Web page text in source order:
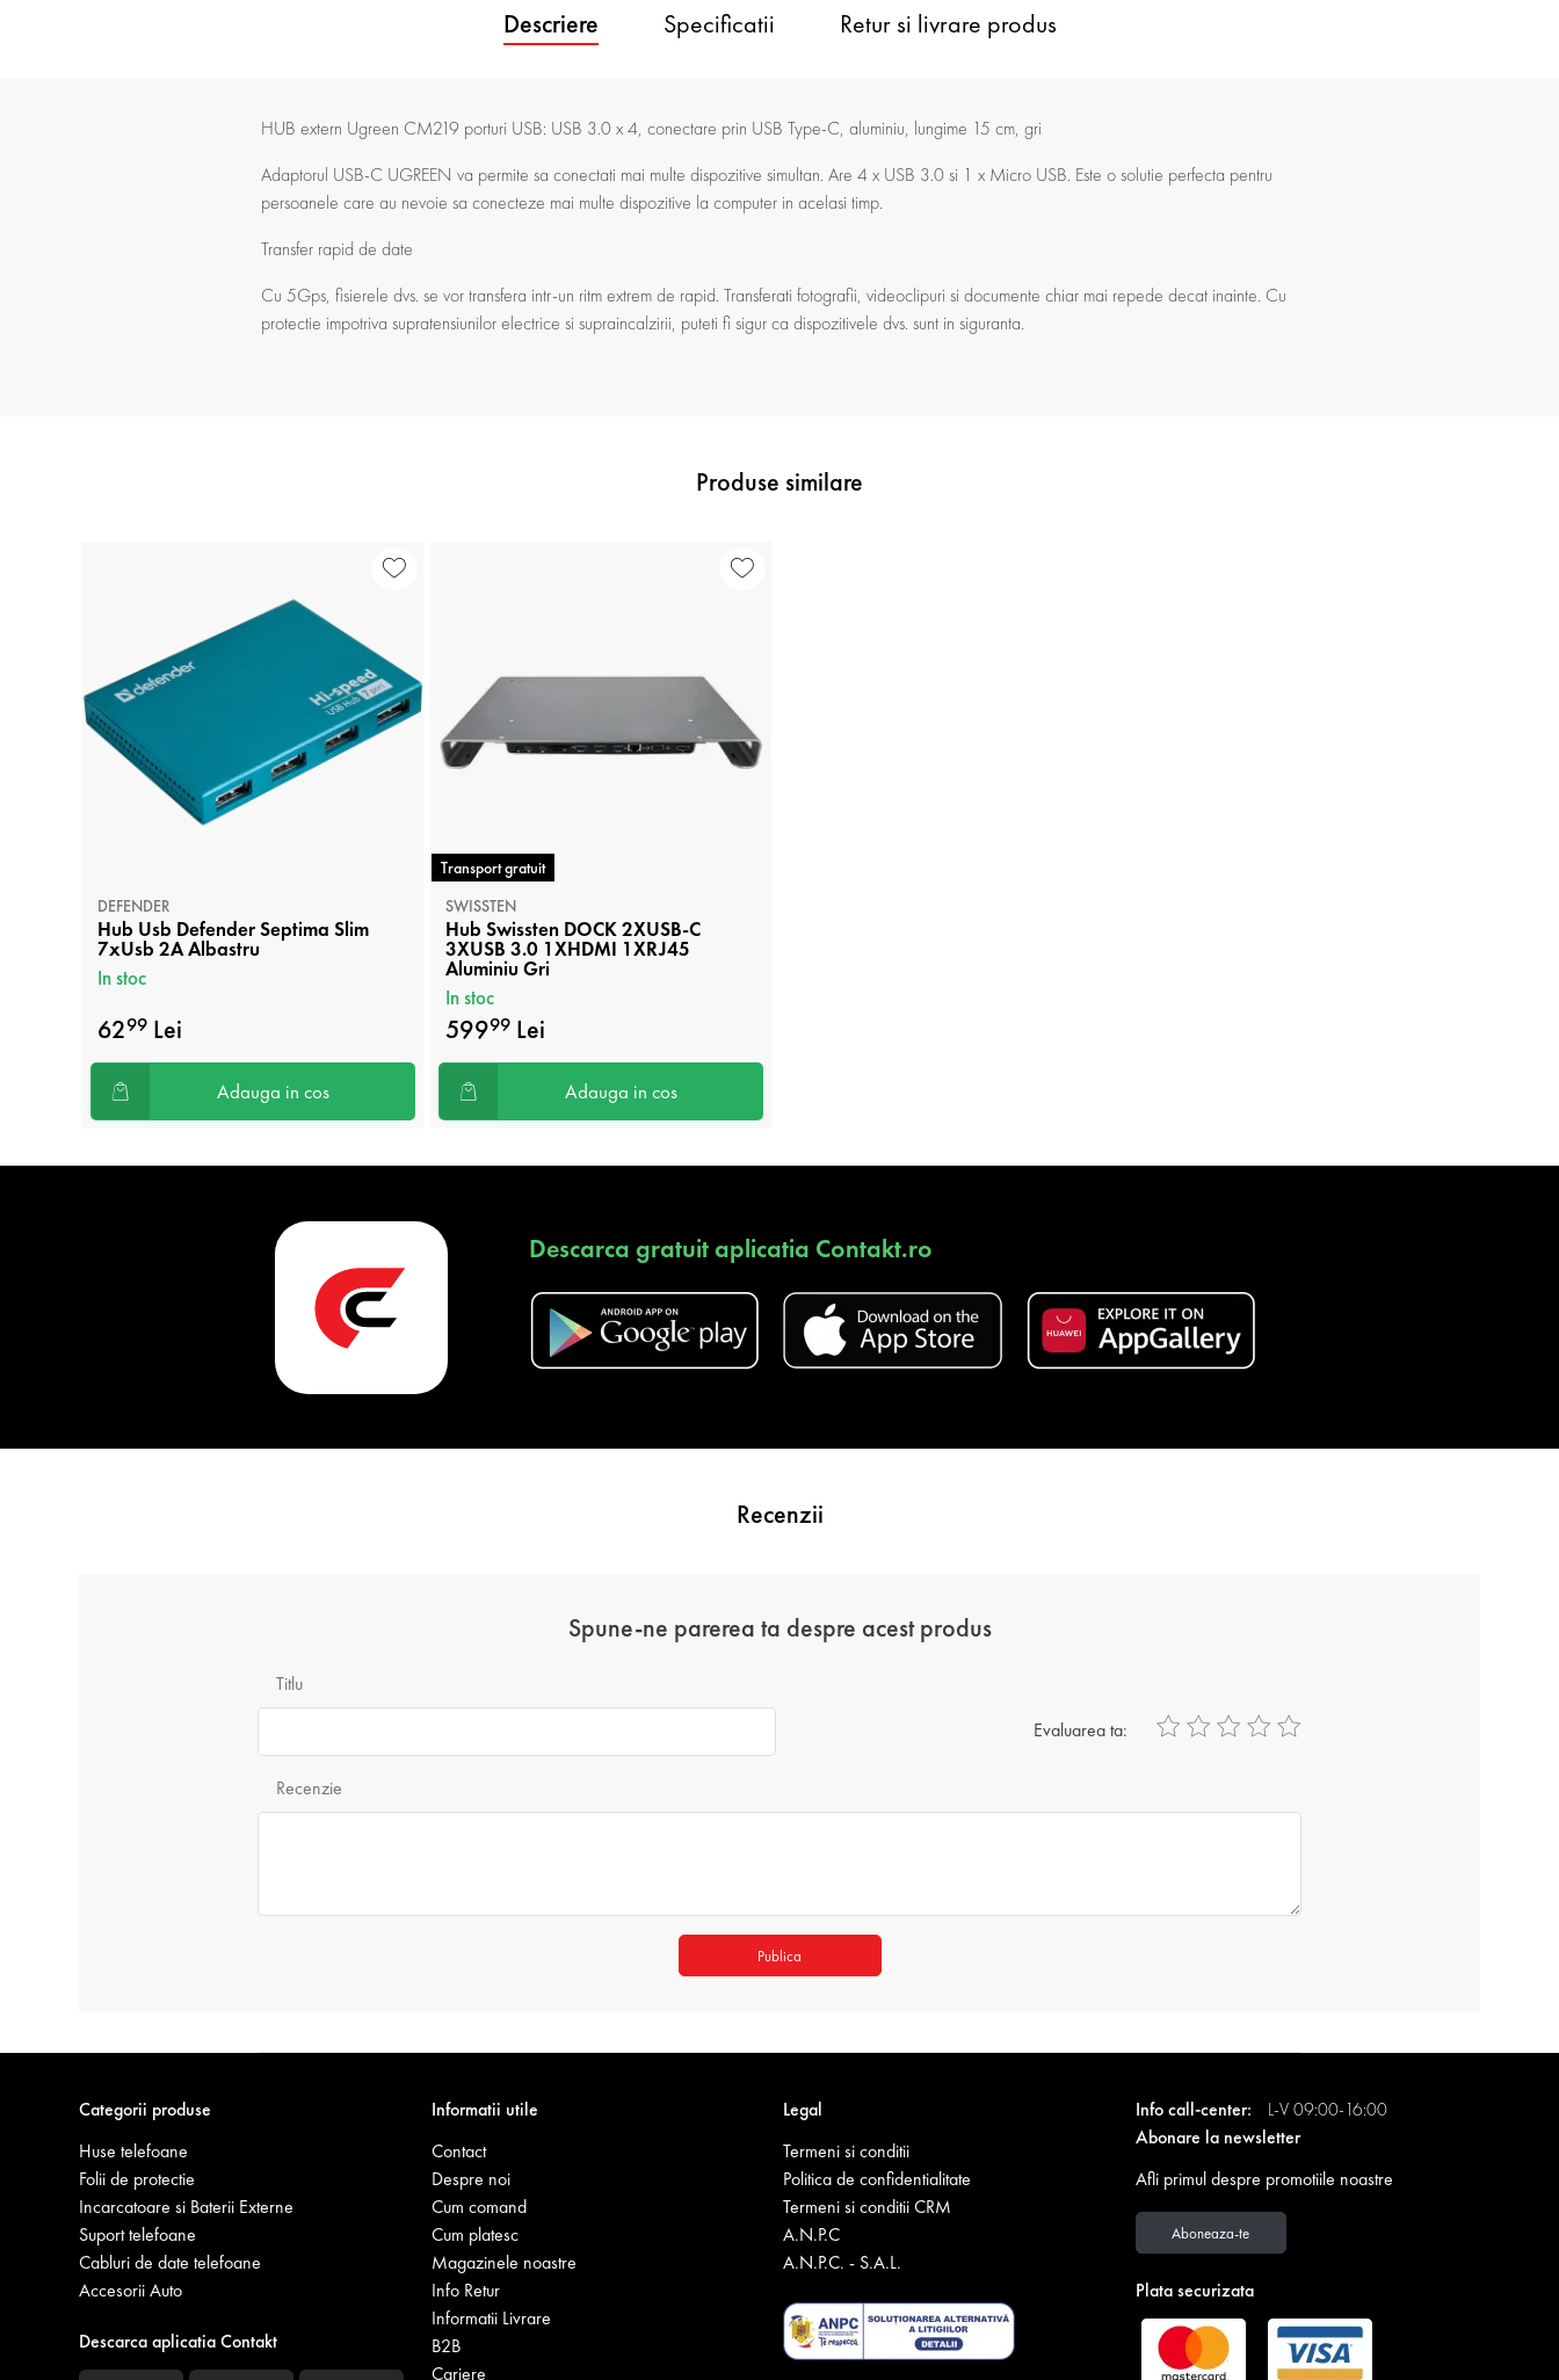
Descriere Specificatii Retur si livrare produs
HUB extern Ugreen CM219 porturi USB: USB 3.0 x 4, conectare prin USB Type-C, aluminiu, lungime 15 cm, gri
Adaptorul USB-C UGREEN va permite sa conectati mai multe dispozitive simultan. Are 4 x USB 3.0 si 1 x Micro USB. Este o solutie perfecta pentru
persoanele care au nevoie sa conecteze mai multe dispozitive la computer in acelasi timp.
Transfer rapid de date
Cu 5Gps, fisierele dvs. se vor transfera intr-un ritm extrem de rapid. Transferati fotografii, videoclipuri si documente chiar mai repede decat inainte. Cu
protectie impotriva supratensiunilor electrice si supraincalzirii, puteti fi sigur ca dispozitivele dvs. sunt in siguranta.
Produse similare
DEFENDER
Hub Usb Defender Septima Slim
7xUsb 2A Albastru
In stoc
6299 Lei
Adauga in cos
Transport gratuit
SWISSTEN
Hub Swissten DOCK 2XUSB-C
3XUSB 3.0 1XHDMI 1XRJ45
Aluminiu Gri
In stoc
59999 Lei
Adauga in cos
Descarca gratuit aplicatia Contakt.ro
Recenzii
Spune-ne parerea ta despre acest produs
Titlu
Evaluarea ta:
Recenzie
Publica
Categorii produse
Huse telefoane
Folii de protectie
Incarcatoare si Baterii Externe
Suport telefoane
Cabluri de date telefoane
Accesorii Auto
Descarca aplicatia Contakt
Informatii utile
Contact
Despre noi
Cum comand
Cum platesc
Magazinele noastre
Info Retur
Informatii Livrare
B2B
Cariere
Legal
Termeni si conditii
Politica de confidentialitate
Termeni si conditii CRM
A.N.P.C
A.N.P.C. - S.A.L.
Info call-center:
L-V 09:00-16:00
Abonare la newsletter
Afli primul despre promotiile noastre
Aboneaza-te
Plata securizata